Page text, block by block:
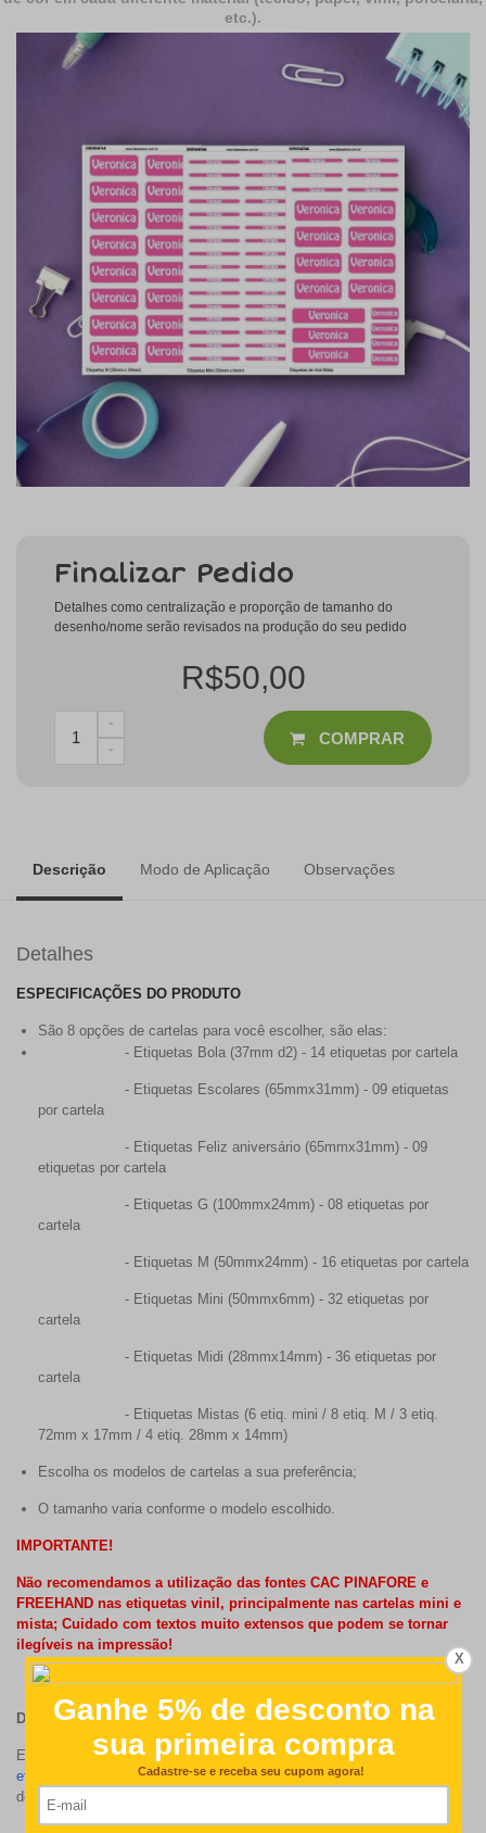
etc.).
Finalizar Pedido
Detalhes como centralização e proporção de tamanho do
desenho/nome serão revisados na produção do seu pedido
R$50,00
COMPRAR
Descrição Modo de Aplicação Observações
Detalhes
ESPECIFICAÇÕES DO PRODUTO
São 8 opções de cartelas para você escolher, são elas:
- Etiquetas Bola (37mm d2) - 14 etiquetas por cartela
- Etiquetas Escolares (65mmx31mm) - 09 etiquetas
por cartela
- Etiquetas Feliz aniversário (65mmx31mm) - 09
etiquetas por cartela
- Etiquetas G (100mmx24mm) - 08 etiquetas por
cartela
- Etiquetas M (50mmx24mm) - 16 etiquetas por cartela
- Etiquetas Mini (50mmx6mm) - 32 etiquetas por
cartela
- Etiquetas Midi (28mmx14mm) - 36 etiquetas por
cartela
- Etiquetas Mistas (6 etiq. mini / 8 etiq. M / 3 etiq.
72mm x 17mm / 4 etiq. 28mm x 14mm)
Escolha os modelos de cartelas a sua preferência;
O tamanho varia conforme o modelo escolhido.
IMPORTANTE!
Não recomendamos a utilização das fontes CAC PINAFORE e
FREEHAND nas etiquetas vinil, principalmente nas cartelas mini e
mista; Cuidado com textos muito extensos que podem se tornar
ilegíveis na impressão!
Dica da Fabee:
Encomende seu kit coordenado de etiquetas personalizadas de vinil +
etiquetas personalizadas para roupas e uniformes com o mesmo
design. ;)
X